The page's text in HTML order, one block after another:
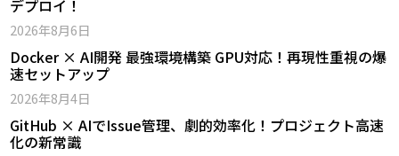
デプロイ！
2026年8月6日
Docker × AI開発 最強環境構築 GPU対応！再現性重視の爆
速セットアップ
2026年8月4日
GitHub × AIでIssue管理、劇的効率化！プロジェクト高速
化の新常識